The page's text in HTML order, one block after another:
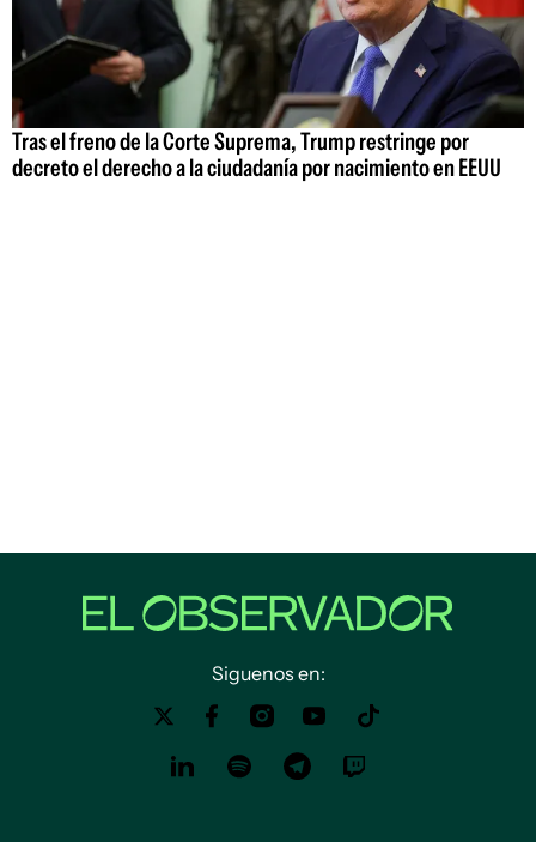
Tras el freno de la Corte Suprema, Trump restringe por
decreto el derecho a la ciudadanía por nacimiento en EEUU
Siguenos en: